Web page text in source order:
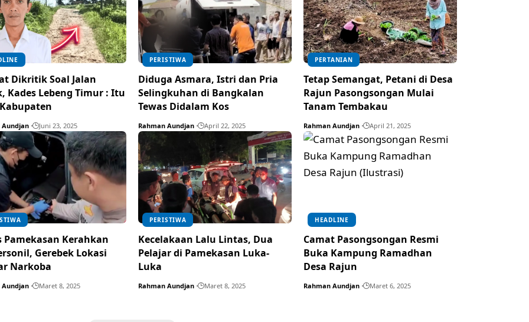
Dikritik Soal Jalan
Kades Lebeng Timur : Itu
Aundjan Juni 23, 2025
PERISTIWA
Diduga Asmara, Istri dan Pria
Selingkuhan di Bangkalan
Tewas Didalam Kos
Rahman Aundjan April 22, 2025
PERTANIAN
Tetap Semangat, Petani di Desa
Rajun Pasongsongan Mulai
Tanam Tembakau
Rahman Aundjan April 21, 2025
Pamekasan Kerahkan
Gerebek Lokasi
Narkoba
Aundjan Maret 8, 2025
PERISTIWA
Kecelakaan Lalu Lintas, Dua
Pelajar di Pamekasan Luka-
Luka
Rahman Aundjan Maret 8, 2025
HEADLINE
Camat Pasongsongan Resmi
Buka Kampung Ramadhan
Desa Rajun
Rahman Aundjan Maret 6, 2025